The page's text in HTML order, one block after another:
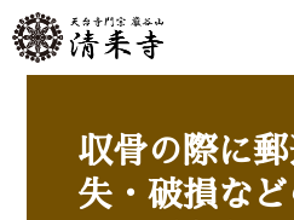
収骨の際に
失・破損な